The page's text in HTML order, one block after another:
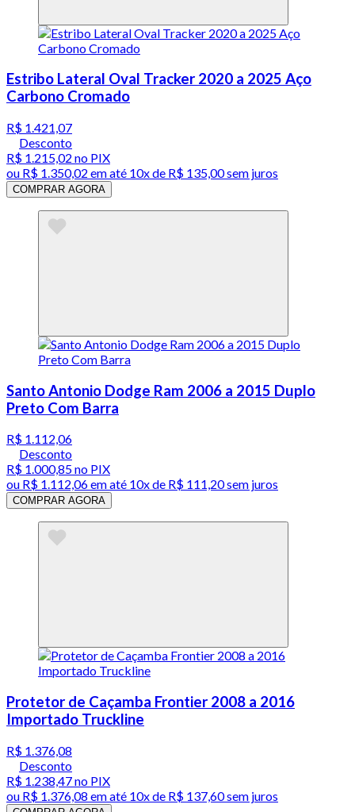
Estribo Lateral Oval Tracker 2020 a 2025 Aço
Carbono Cromado
R$ 1.421,07
Desconto
R$ 1.215,02 no PIX
ou R$ 1.350,02 em até 10x de R$ 135,00 sem juros
COMPRAR AGORA
Santo Antonio Dodge Ram 2006 a 2015 Duplo
Preto Com Barra
R$ 1.112,06
Desconto
R$ 1.000,85no PIX
ou R$ 1.112,06em até 10x de R$ 111,20 sem juros
COMPRAR AGORA
Protetor de Caçamba Frontier 2008 a 2016
Importado Truckline
R$ 1.376,08
Desconto
R$ 1.238,47no PIX
ou R$ 1.376,08 em até 10x de R$ 137,60 sem juros